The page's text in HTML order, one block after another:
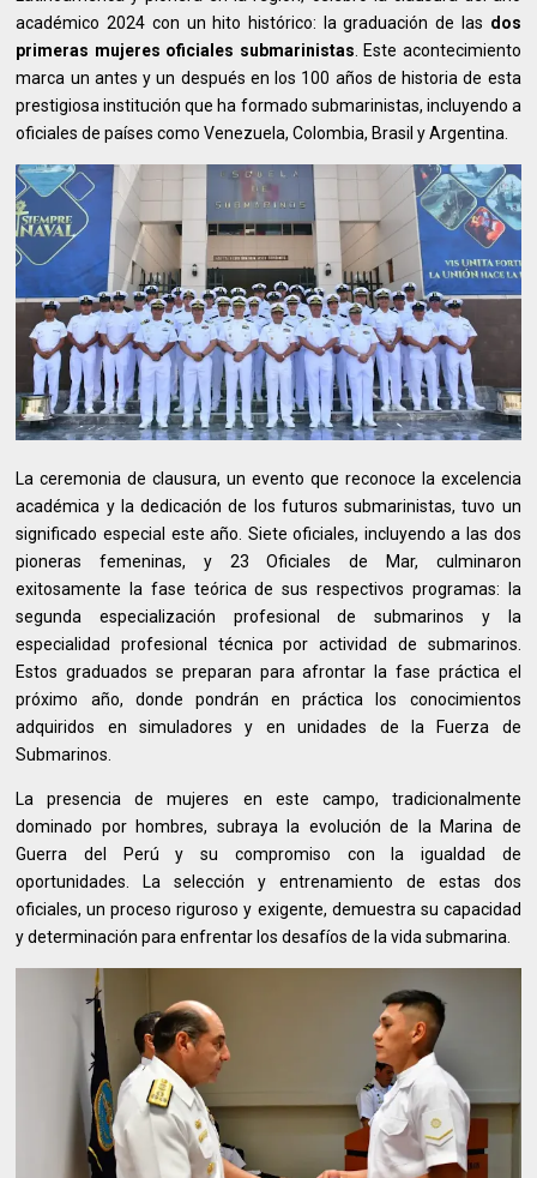
académico 2024 con un hito histórico: la graduación de las dos
primeras mujeres oficiales submarinistas . Este acontecimiento
marca un antes y un después en los 100 años de historia de esta
prestigiosa institución que ha formado submarinistas, incluyendo a
oficiales de países como Venezuela, Colombia, Brasil y Argentina.
La ceremonia de clausura, un evento que reconoce la excelencia
académica y la dedicación de los futuros submarinistas, tuvo un
significado especial este año. Siete oficiales, incluyendo a las dos
pioneras femeninas, y 23 Oficiales de Mar, culminaron
exitosamente la fase teórica de sus respectivos programas: la
segunda especialización profesional de submarinos y la
especialidad profesional técnica por actividad de submarinos.
Estos graduados se preparan para afrontar la fase práctica el
próximo año, donde pondrán en práctica los conocimientos
adquiridos en simuladores y en unidades de la Fuerza de
Submarinos.
La presencia de mujeres en este campo, tradicionalmente
dominado por hombres, subraya la evolución de la Marina de
Guerra del Perú y su compromiso con la igualdad de
oportunidades. La selección y entrenamiento de estas dos
oficiales, un proceso riguroso y exigente, demuestra su capacidad
y determinación para enfrentar los desafíos de la vida submarina.